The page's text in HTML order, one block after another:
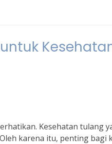
Kesehatan tulang
karena itu, penting bagi